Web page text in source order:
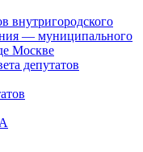
внутригородского
— муниципального
Москве
депутатов